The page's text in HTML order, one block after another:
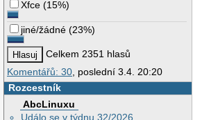
Xfce (15%)
jiné/žádné (23%)
Celkem 2351 hlasů
Komentářů: 30 , poslední 3.4. 20:20
Rozcestník
AbcLinuxu
Událo se v týdnu 32/2026